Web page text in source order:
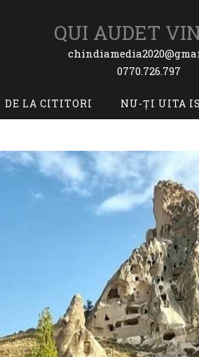
QUI AUDET
0770.726.797
DE LA CITITORI NU-ȚI UITA